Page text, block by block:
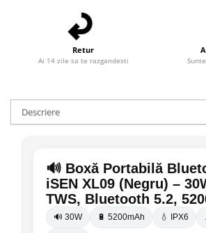
Retur
Ai 14 zile sa te razgandesti
Descriere
🔊 Boxă Portabilă
iSEN XL09 (Negru) –
TWS, Bluetooth 5.2,
🔊 30W 🔋 5200mAh 💧 IPX6